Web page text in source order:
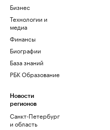
Бизнес
Технологии и
медиа
Финансы
Биографии
База знаний
РБК Образование
Новости
регионов
Санкт-Петербург
и область